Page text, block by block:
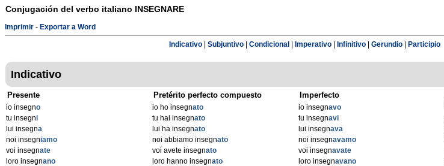
Conjugación del verbo italiano INSEGNARE
Imprimir - Exportar a Word
Indicativo| Subjuntivo| Condicional Imperativo| Infinitivo| Gerundio| Participio
Indicativo
Presente
io insegno
tu insegni
lui insegna
noi insegniamo
voi insegnate
loro insegnano
Pretérito perfecto compuesto
io ho insegnato
tu hai insegnato
lui ha insegnato
noi abbiamo insegnato
voi avete insegnato
loro hanno insegnato
Imperfecto
io insegnavo
tu insegnavi
lui insegnava
noi insegnavamo
voi insegnavate
loro insegnavano